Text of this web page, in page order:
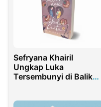
Sefryana Khairil
Ungkap Luka
Tersembunyi di Balik